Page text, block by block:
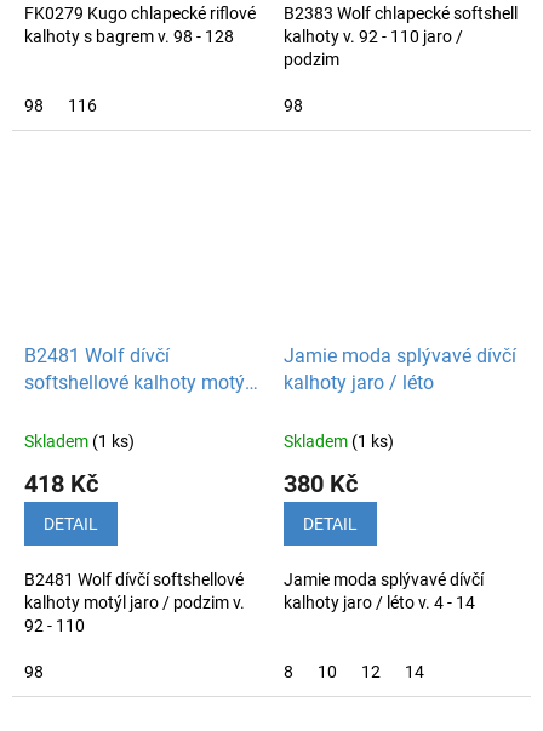
FK0279 Kugo chlapecké riflové
kalhoty s bagrem v. 98 - 128
98 116
B2383 Wolf chlapecké softshell
kalhoty v. 92 - 110 jaro /
podzim
98
B2481 Wolf dívčí
softshellové kalhoty motýl
Skladem (1 ks)
418 Kč
DETAIL
B2481 Wolf dívčí softshellové
kalhoty motýl jaro / podzim v.
92 - 110
98
Jamie moda splývavé dívčí
kalhoty jaro / léto
Skladem (1 ks)
380 Kč
DETAIL
Jamie moda splývavé dívčí
kalhoty jaro / léto v. 4 - 14
8 10 12 14